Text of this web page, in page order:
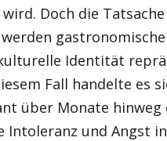
Doch die
Identität
Fall handelte es
über Monate
Intoleranz und Angst